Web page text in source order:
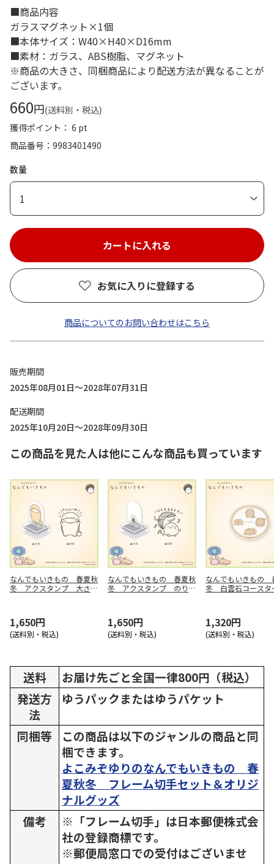
■商品内容
ガラスマグネット×1個
■本体サイズ：W40×H40×D16mm
■素材：ガラス、ABS樹脂、マグネット
※商品の大きさ、同梱商品により配送方法が異なることが
ございます。
660円(送料別・税込)
獲得ポイント： 6 pt
商品番号
9983401490
数量
1
お気に入りに登録する
商品についてのお問い合わせはこちら
販売期間
2025年08月01日～2028年07月31日
配送期間
2025年10月20日～2028年09月30日
この商品を見た人は他にこんな商品も買っています
なんでもいきもの 春夏秋
冬 アクスタンプ 大さん
1,650円
(送料別・税込)
なんでもいきもの 春夏秋
冬 アクスタンプ のりお
1,650円
(送料別・税込)
なんでもいきもの
冬 白雲石コース
1,320円
(送料別・税込)
送料
お届け先ごと全国一律800円（税込）
発送方
法
ゆうパックまたはゆうパケット
同梱等
この商品は以下のジャンルの商品と同
梱できます。
よこみぞゆりのなんでもいきもの 春
夏秋冬 フレーム切手セット＆オリジ
ナルグッズ
備考
※「フレーム切手」は日本郵便株式会
社の登録商標です。
※郵便局窓口での受付はございませ